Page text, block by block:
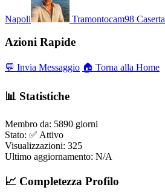
Napoli Tramontocam98 Caserta
Azioni Rapide
💬 Invia Messaggio 🏠 Torna alla Home
📊 Statistiche
Membro da: 5890 giorni
Stato: ✅ Attivo
Visualizzazioni: 325
Ultimo aggiornamento: N/A
📈 Completezza Profilo